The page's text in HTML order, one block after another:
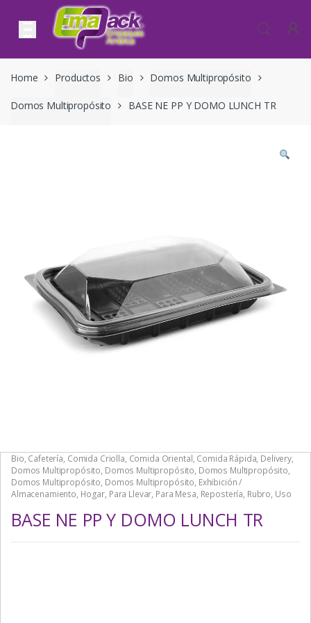
Skip to navigation
Skip to content
Home Productos Bio Domos Multipropósito
Domos Multipropósito BASE NE PP Y DOMO LUNCH TR
Bio, Cafetería, Comida Criolla, Comida Oriental, Comida Rápida, Delivery,
Domos Multipropósito, Domos Multipropósito, Domos Multipropósito,
Domos Multipropósito, Domos Multipropósito, Exhibición /
Almacenamiento, Hogar, Para Llevar, Para Mesa, Repostería, Rubro, Uso
BASE NE PP Y DOMO LUNCH TR